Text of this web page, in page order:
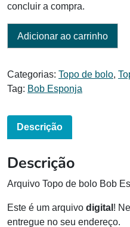
concluir a compra.
Adicionar ao carrinho
Categorias: Topo de bolo,
Tag: Bob Esponja
Descrição
Descrição
Arquivo Topo de bolo Bob
Este é um arquivo digital !
entregue no seu endereço.